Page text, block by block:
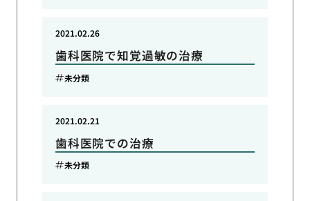
歯科医院で知覚過敏の治療
2021.02.26
未分類
歯科医院での治療
2021.02.21
未分類